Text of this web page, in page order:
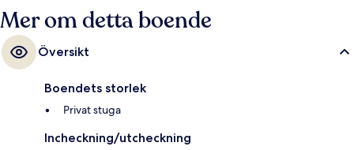
Mer om detta boende
Översikt
Boendets storlek
Privat stuga
Incheckning/utcheckning